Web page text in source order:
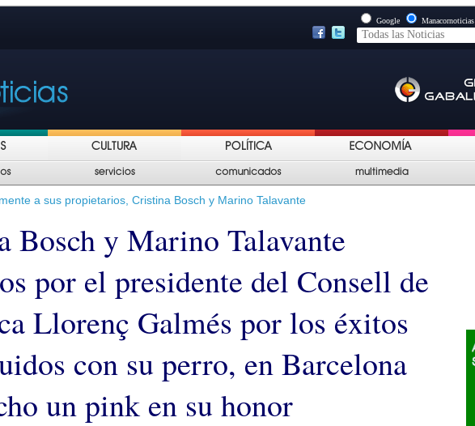
Google Manacornoticias
a sus propietarios, Cristina Bosch y Marino Talavante
Bosch y Marino Talavante
por el presidente del Consell de
Llorenç Galmés por los éxitos
con su perro, en Barcelona
un pink en su honor